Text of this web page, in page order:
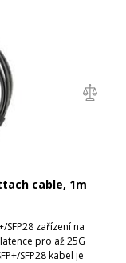
cable, 1m
SFP28 zařízení na
pro až 25G
SFP28 kabel je